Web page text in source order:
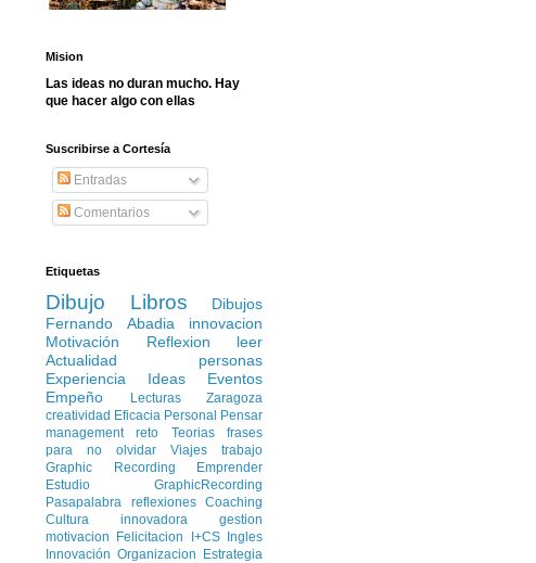
Mision
Las ideas no duran mucho. Hay
que hacer algo con ellas
Suscribirse a Cortesía
Entradas
Comentarios
Etiquetas
Dibujo Libros
Dibujos
Fernando Abadia
innovacion
Motivación
Reflexion
leer
Actualidad
personas
Experiencia
Ideas
Eventos
Empeño
Lecturas
Zaragoza
creatividad Eficacia Personal Pensar
management
reto Teorias
frases
para no olvidar
Viajes
trabajo
Graphic Recording
Emprender
Estudio
GraphicRecording
Pasapalabra
reflexiones
Coaching
Cultura innovadora
gestion
motivacion
Felicitacion I+CS
Ingles
Innovación Organizacion
Estrategia